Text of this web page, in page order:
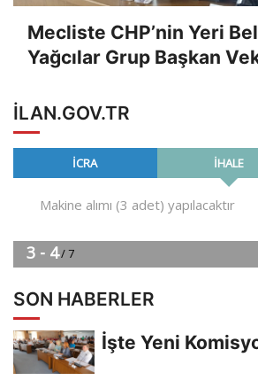
Mecliste CHP’nin Yeri
Yağcılar Grup Başkan
ILAN.GOV.TR
SON HABERLER
İşte Yeni